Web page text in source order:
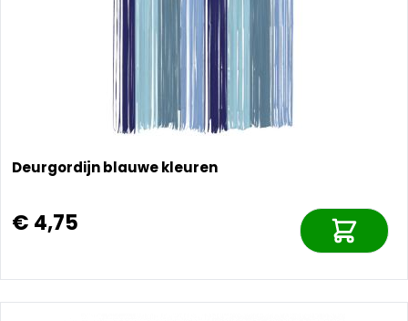
Deurgordijn blauwe kleuren
€ 4,75